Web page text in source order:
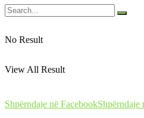
No Result
View All Result
Shpërndaje në FacebookShpërndaje